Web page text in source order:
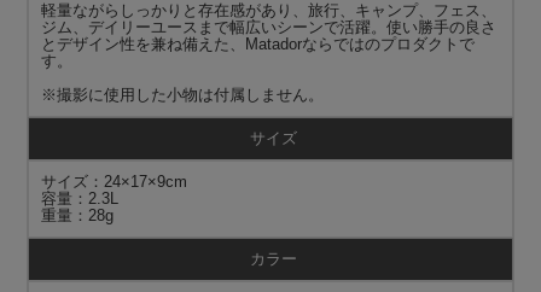
軽量ながらしっかりと存在感があり、旅行、キャンプ、フェス、
ジム、デイリーユースまで幅広いシーンで活躍。使い勝手の良さ
とデザイン性を兼ね備えた、Matadorならではのプロダクトで
す。
※撮影に使用した小物は付属しません。
サイズ
サイズ：24×17×9cm
容量：2.3L
重量：28g
カラー